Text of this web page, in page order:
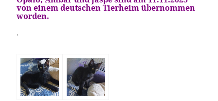
von einem deutschen Tierheim übernommen
worden.
.